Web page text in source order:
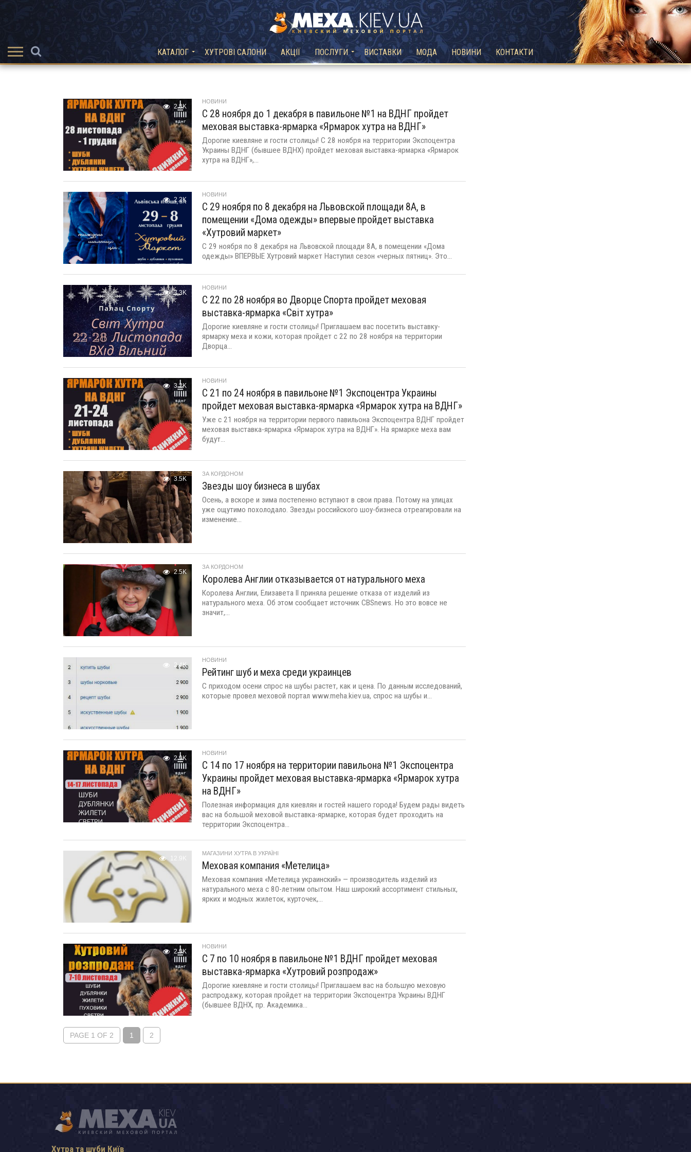
КАТАЛОГ ХУТРОВІ САЛОНИ АКЦІЇ ПОСЛУГИ ВИСТАВКИ МОДА НОВИНИ КОНТАКТИ
2.8K
НОВИНИ
С 28 ноября до 1 декабря в павильоне №1 на ВДНГ пройдет
меховая выставка-ярмарка «Ярмарок хутра на ВДНГ»
Дорогие киевляне и гости столицы! С 28 ноября на территории Экспоцентра
Украины ВДНГ (бывшее ВДНХ) пройдет меховая выставка-ярмарка «Ярмарок
хутра на ВДНГ»,...
2.2K
НОВИНИ
С 29 ноября по 8 декабря на Львовской площади 8А, в
помещении «Дома одежды» впервые пройдет выставка
«Хутровий маркет»
С 29 ноября по 8 декабря на Львовской площади 8А, в помещении «Дома
одежды» ВПЕРВЫЕ Хутровий маркет Наступил сезон «черных пятниц». Это...
3.3K
НОВИНИ
С 22 по 28 ноября во Дворце Спорта пройдет меховая
выставка-ярмарка «Світ хутра»
Дорогие киевляне и гости столицы! Приглашаем вас посетить выставку-
ярмарку меха и кожи, которая пройдет с 22 по 28 ноября на территории
Дворца...
3.2K
НОВИНИ
С 21 по 24 ноября в павильоне №1 Экспоцентра Украины
пройдет меховая выставка-ярмарка «Ярмарок хутра на ВДНГ»
Уже с 21 ноября на территории первого павильона Экспоцентра ВДНГ пройдет
меховая выставка-ярмарка «Ярмарок хутра на ВДНГ». На ярмарке меха вам
будут...
3.5K
ЗА КОРДОНОМ
Звезды шоу бизнеса в шубах
Осень, а вскоре и зима постепенно вступают в свои права. Потому на улицах
уже ощутимо похолодало. Звезды российского шоу-бизнеса отреагировали на
изменение...
2.5K
ЗА КОРДОНОМ
Королева Англии отказывается от натурального меха
Королева Англии, Елизавета II приняла решение отказа от изделий из
натурального меха. Об этом сообщает источник CBSnews. Но это вовсе не
значит,...
2.4K
НОВИНИ
Рейтинг шуб и меха среди украинцев
С приходом осени спрос на шубы растет, как и цена. По данным исследований,
которые провел меховой портал www.meha.kiev.ua, спрос на шубы и...
2.9K
НОВИНИ
С 14 по 17 ноября на территории павильона №1 Экспоцентра
Украины пройдет меховая выставка-ярмарка «Ярмарок хутра
на ВДНГ»
Полезная информация для киевлян и гостей нашего города! Будем рады видеть
вас на большой меховой выставка-ярмарке, которая будет проходить на
территории Экспоцентра...
12.9K
МАГАЗИНИ ХУТРА В УКРАЇНІ
Меховая компания «Метелица»
Меховая компания «Метелица украинский» — производитель изделий из
натурального меха с 80-летним опытом. Наш широкий ассортимент стильных,
ярких и модных жилеток, курточек,...
2.9K
НОВИНИ
С 7 по 10 ноября в павильоне №1 ВДНГ пройдет меховая
выставка-ярмарка «Хутровий розпродаж»
Дорогие киевляне и гости столицы! Приглашаем вас на большую меховую
распродажу, которая пройдет на территории Экспоцентра Украины ВДНГ
(бывшее ВДНХ, пр. Академика...
PAGE 1 OF 2 1 2
Хутра та шуби Київ